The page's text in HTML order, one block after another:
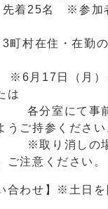
25名 ※参加者
ます
村在住・在勤
日（月）～
は
事前に徴
うご持参ください
の場合、
ご注意ください。
合わせ】※土日